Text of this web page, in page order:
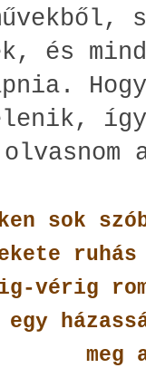
és
sok
vérig
egy
meg